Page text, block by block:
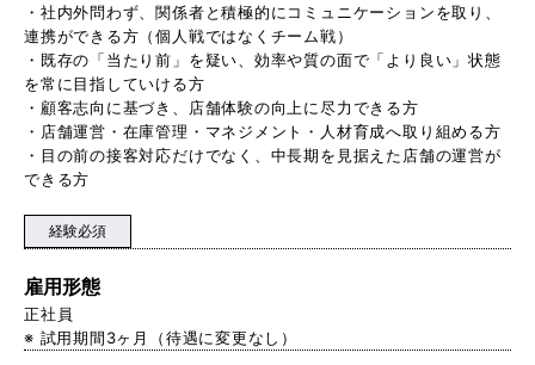
・社内外問わず、関係者と積極的にコミュニケーションを取り、
連携ができる方（個人戦ではなくチーム戦）
・既存の「当たり前」を疑い、効率や質の面で「より良い」状態
を常に目指していける方
・顧客志向に基づき、店舗体験の向上に尽力できる方
・店舗運営・在庫管理・マネジメント・人材育成へ取り組める方
・目の前の接客対応だけでなく、中長期を見据えた店舗の運営が
できる方
経験必須
雇用形態
正社員
※ 試用期間3ヶ月（待遇に変更なし）